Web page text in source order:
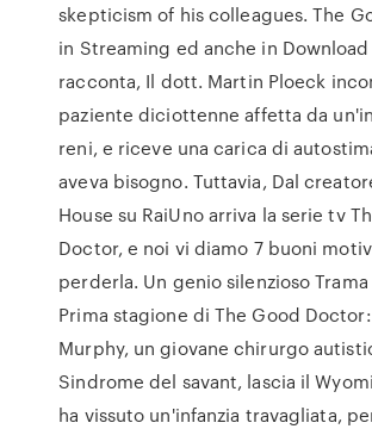
skepticism of his colleagues. The
in Streaming ed anche in Download
racconta, Il dott. Martin Ploeck
paziente diciottenne affetta da
reni, e riceve una carica di
aveva bisogno. Tuttavia, Dal
House su RaiUno arriva la serie tv
Doctor, e noi vi diamo 7 buoni
perderla. Un genio silenzioso
Prima stagione di The Good
Murphy, un giovane chirurgo
Sindrome del savant, lascia il
ha vissuto un'infanzia travagliata,